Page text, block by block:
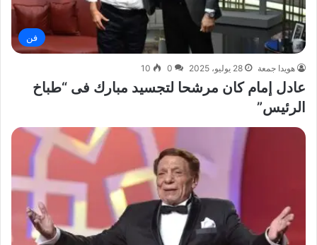
فن
هويدا جمعة 28 يوليو، 2025 0
10
عادل إمام كان مرشحا لتجسيد مبارك فى “طباخ
الرئيس”